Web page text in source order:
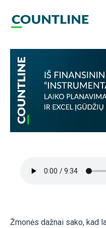
Žmonės dažnai sako, kad